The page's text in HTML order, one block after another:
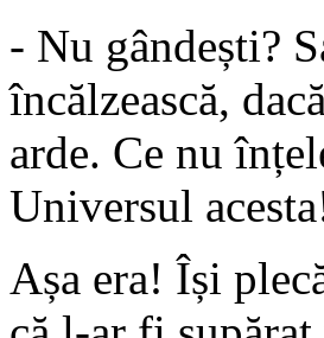
- Nu gândești?
încălzească,
arde. Ce nu
Universul
Așa era! Își